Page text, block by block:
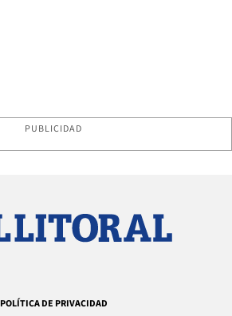
PUBLICIDAD
POLÍTICA DE PRIVACIDAD